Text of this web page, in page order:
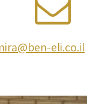
eli.co.il